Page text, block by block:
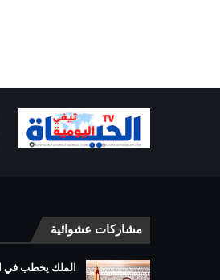
مشاركات عشوائية
الملك يخطب في